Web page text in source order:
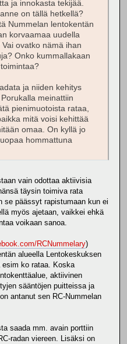
ja innokasta tekijää.
on tällä hetkellä?
Nummelan lentokentän
korvaamaa uudella
ovatko nämä ihan
Onko kummallakaan
ja niiden kehitys
meinattiin
pienimuotoista rataa,
mitä voisi kehittää
omaa. On kyllä jo
hommattuna
vain odottaa aktiivisia
täysin toimiva rata
se päässyt rapistumaan kun ei
myös ajetaan, vaikkei ehkä
voikaan sanoa.
RCNummelary)
alueella Lentokeskuksen
esim ko rataa. Koska
aktiivinen
sääntöjen puitteissa ja
antanut sen RC-Nummelan
saada mm. avain porttiin
radan viereen. Lisäksi on